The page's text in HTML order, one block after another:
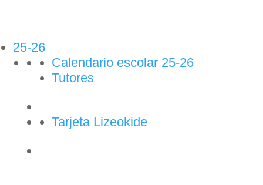
25-26
Calendario escolar 25-26
Tutores
Tarjeta Lizeokide